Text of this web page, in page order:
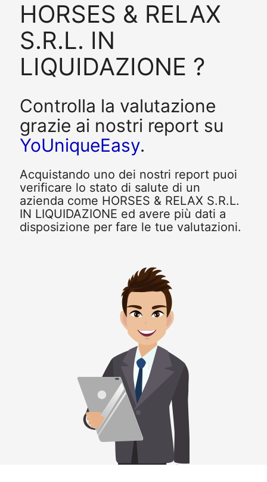
HORSES & RELAX
S.R.L. IN
LIQUIDAZIONE ?
Controlla la valutazione
grazie ai nostri report su
YoUniqueEasy.
Acquistando uno dei nostri report puoi
verificare lo stato di salute di un
azienda come HORSES & RELAX S.R.L.
IN LIQUIDAZIONE ed avere più dati a
disposizione per fare le tue valutazioni.